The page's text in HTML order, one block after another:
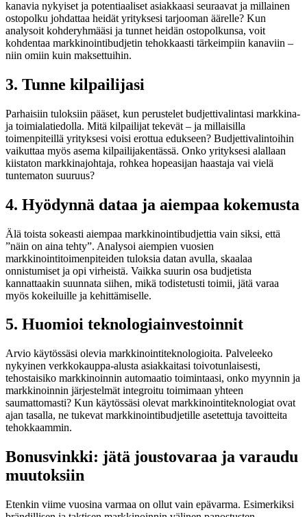
kanavia nykyiset ja potentiaaliset asiakkaasi seuraavat ja millainen
ostopolku johdattaa heidät yrityksesi tarjooman äärelle? Kun
analysoit kohderyhmääsi ja tunnet heidän ostopolkunsa, voit
kohdentaa markkinointibudjetin tehokkaasti tärkeimpiin kanaviin –
niin omiin kuin maksettuihin.
3. Tunne kilpailijasi
Parhaisiin tuloksiin pääset, kun perustelet budjettivalintasi markkina-
ja toimialatiedolla. Mitä kilpailijat tekevät – ja millaisilla
toimenpiteillä yrityksesi voisi erottua edukseen? Budjettivalintoihin
vaikuttaa myös asema kilpailijakentässä. Onko yrityksesi alallaan
kiistaton markkinajohtaja, rohkea hopeasijan haastaja vai vielä
tuntematon suuruus?
4. Hyödynnä dataa ja aiempaa kokemusta
Älä toista sokeasti aiempaa markkinointibudjettia vain siksi, että
”näin on aina tehty”. Analysoi aiempien vuosien
markkinointitoimenpiteiden tuloksia datan avulla, skaalaa
onnistumiset ja opi virheistä. Vaikka suurin osa budjetista
kannattaakin suunnata siihen, mikä todistetusti toimii, jätä varaa
myös kokeiluille ja kehittämiselle.
5. Huomioi teknologiainvestoinnit
Arvio käytössäsi olevia markkinointiteknologioita. Palveleeko
nykyinen verkkokauppa-alusta asiakkaitasi toivotunlaisesti,
tehostaisiko markkinoinnin automaatio toimintaasi, onko myynnin ja
markkinoinnin järjestelmät integroitu toimimaan yhteen
saumattomasti? Kun käytössäsi olevat markkinointiteknologiat ovat
ajan tasalla, ne tukevat markkinointibudjetille asetettuja tavoitteita
tehokkaammin.
Bonusvinkki: jätä joustovaraa ja varaudu
muutoksiin
Etenkin viime vuosina varmaa on ollut vain epävarma. Esimerkiksi